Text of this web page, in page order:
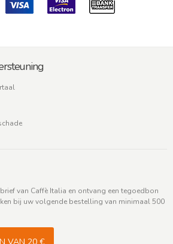
van Caffè Italia en ontvang een tegoedbon
bij uw volgende bestelling van minimaal 500